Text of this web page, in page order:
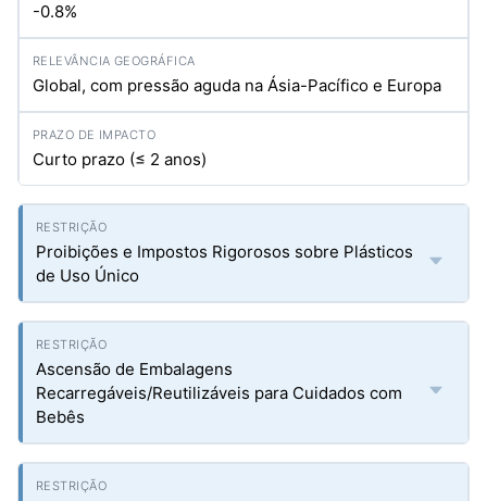
-0.8%
Global, com pressão aguda na Ásia-Pacífico e Europa
Curto prazo (≤ 2 anos)
Proibições e Impostos Rigorosos sobre Plásticos
de Uso Único
Ascensão de Embalagens
Recarregáveis/Reutilizáveis para Cuidados com
Bebês